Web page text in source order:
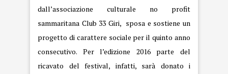
dall’associazione culturale no profit
sammaritana Club 33 Giri, sposa e sostiene un
progetto di carattere sociale per il quinto anno
consecutivo. Per l’edizione 2016 parte del
ricavato del festival, infatti, sarà donato i